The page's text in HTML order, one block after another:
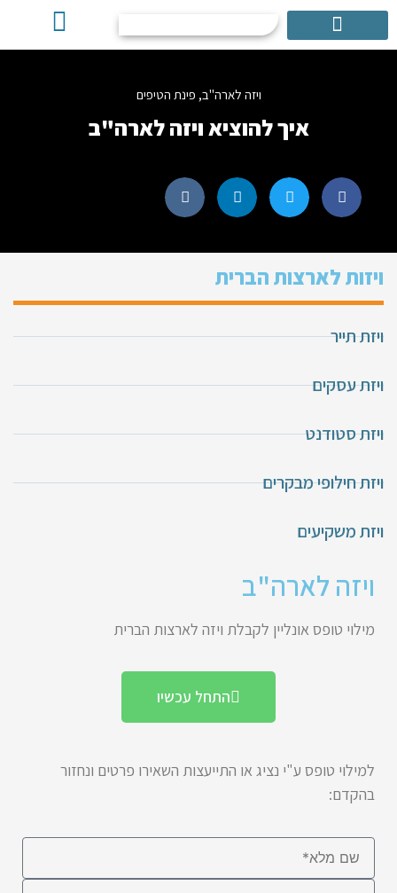
ויזה לארה"ב, פינת הטיפים
איך להוציא ויזה לארה"ב
ויזות לארצות הברית
ויזת תייר
ויזת עסקים
ויזת סטודנט
ויזת חילופי מבקרים
ויזת משקיעים
ויזה לארה"ב
מילוי טופס אונליין לקבלת ויזה לארצות הברית
התחל עכשיו
למילוי טופס ע"י נציג או התייעצות השאירו פרטים ונחזור
בהקדם: